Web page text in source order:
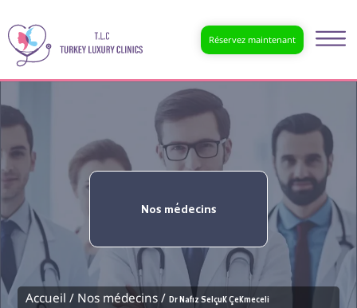
Réservez maintenant
Nos médecins
Accueil / Nos médecins /Dr Nafız Selçuk Çekmeceli